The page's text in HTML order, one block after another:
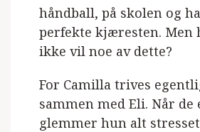
håndball, på skolen og
perfekte kjæresten. Men
ikke vil noe av dette?
For Camilla trives
sammen med Eli. Når de
glemmer hun alt